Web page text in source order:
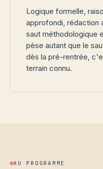
Logique formelle,
approfondi, rédaction
saut méthodologique
pèse autant que le
dès la pré-rentrée,
terrain connu.
AU PROGRAMME